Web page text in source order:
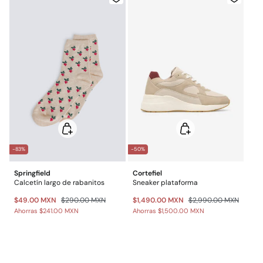
Otros estados de la República Mexicana: 2-5 días
$ 55
*Días laborables (L-V).
-83%
Springfield
Calcetín largo de rabanitos
$49.00 MXN $290.00 MXN
Ahorras $241.00 MXN
-50%
Cortefiel
Sneaker plataforma
$1,490.00 MXN $2,990.00 MXN
Ahorras $1,500.00 MXN